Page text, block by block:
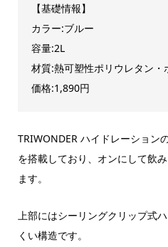
【基礎情報】
カラー:ブルー
容量:2L
材質:熱可塑性ポリウレタン・
価格:1,890円
TRIWONDER ハイドレーション
を搭載しており、オンにして飲
ます。
上部にはシーリングクリップ式
くい構造です。